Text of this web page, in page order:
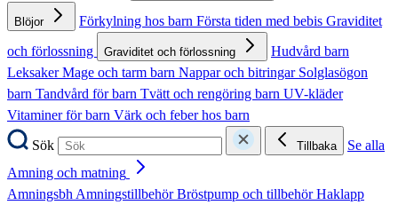
Blöjor Förkylning hos barn Första tiden med bebis Graviditet
och förlossning
Graviditet och förlossning
Hudvård barn
LeksakerMage och tarm barn Nappar och bitringar Solglasögon
barn Tandvård för barn Tvätt och rengöring barn UV-kläder
Vitaminer för barn Värk och feber hos barn
Sök
Tillbaka
Se alla
Amning och matning
AmningsbhAmningstillbehörBröstpump och tillbehörHaklapp